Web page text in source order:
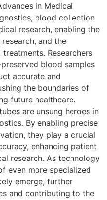
in Medical
blood collection
research, enabling the
and the
Researchers
blood samples
accurate and
the boundaries of
future healthcare.
are unsung heroes in
By enabling precise
they play a crucial
enhancing patient
research. As technology
even more specialized
emerge, further
and contributing to the